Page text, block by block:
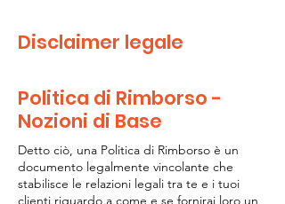
Disclaimer legale
Politica di Rimborso -
Nozioni di Base
Detto ciò, una Politica di Rimborso è un
documento legalmente vincolante che
stabilisce le relazioni legali tra te e i tuoi
clienti riguardo a come e se fornirai loro un